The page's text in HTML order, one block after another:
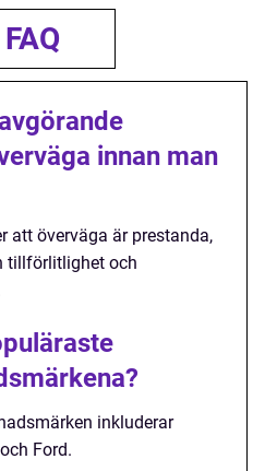
FAQ
innan man
att överväga är prestanda,
tillförlitlighet och
inkluderar
Ford.